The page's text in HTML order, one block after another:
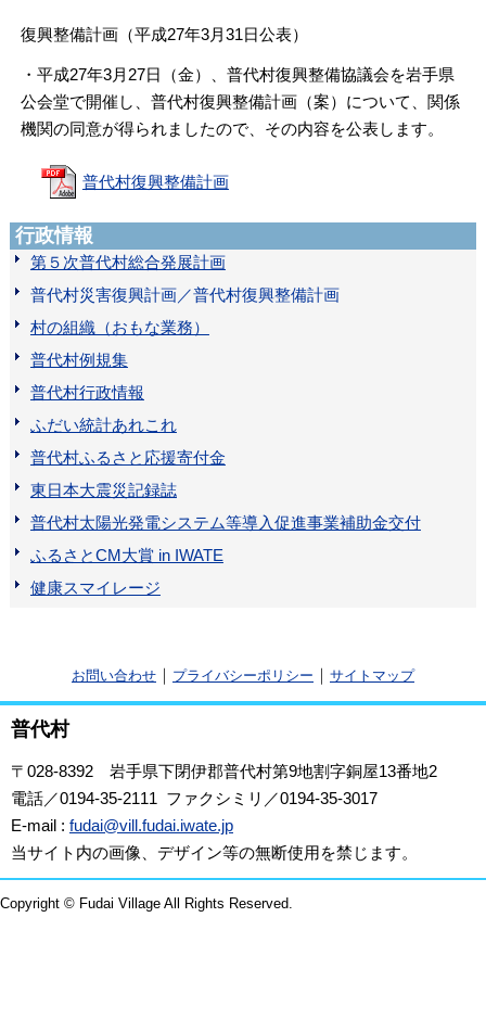
復興整備計画（平成27年3月31日公表）
・平成27年3月27日（金）、普代村復興整備協議会を岩手県
公会堂で開催し、普代村復興整備計画（案）について、関係
機関の同意が得られましたので、その内容を公表します。
普代村復興整備計画
行政情報
第５次普代村総合発展計画
普代村災害復興計画／普代村復興整備計画
村の組織（おもな業務）
普代村例規集
普代村行政情報
ふだい統計あれこれ
普代村ふるさと応援寄付金
東日本大震災記録誌
普代村太陽光発電システム等導入促進事業補助金交付
ふるさとCM大賞 in IWATE
健康スマイレージ
お問い合わせ プライバシーポリシー サイトマップ
普代村
〒028-8392 岩手県下閉伊郡普代村第9地割字銅屋13番地2
電話／0194-35-2111 ファクシミリ／0194-35-3017
E-mail : fudai@vill.fudai.iwate.jp
当サイト内の画像、デザイン等の無断使用を禁じます。
Copyright © Fudai Village All Rights Reserved.